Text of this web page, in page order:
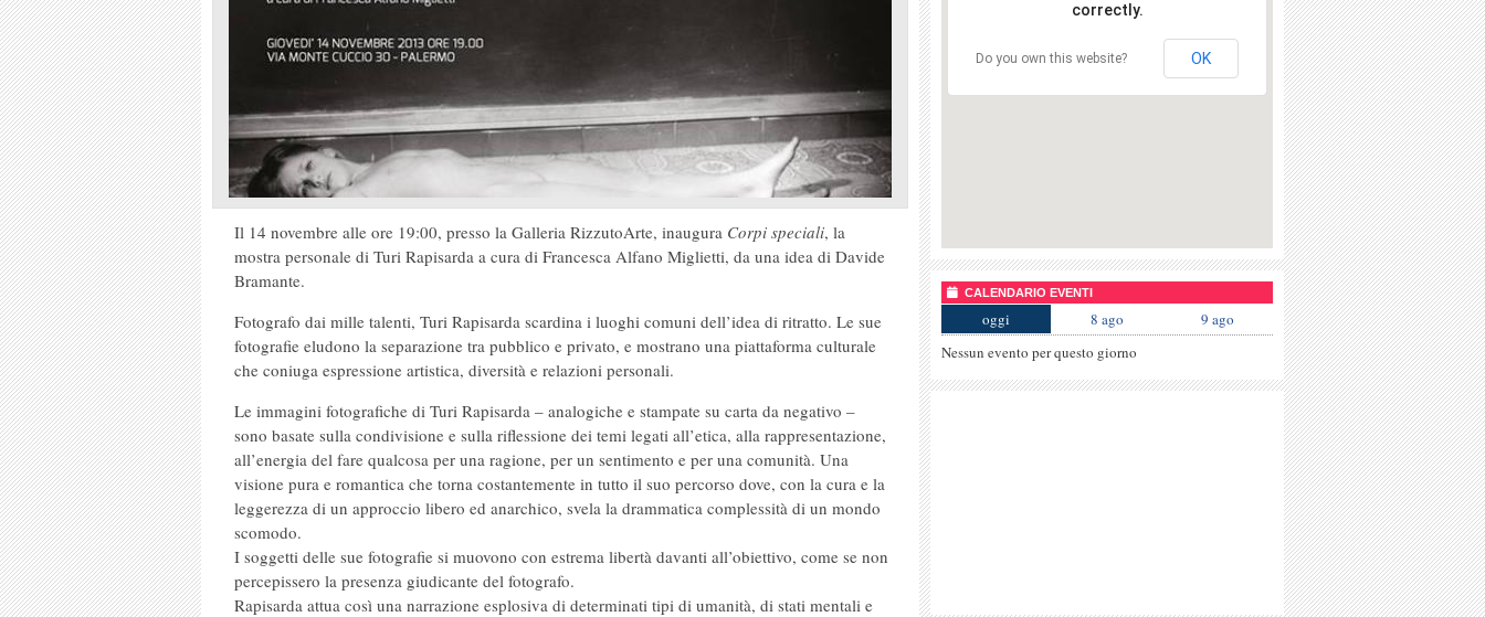
Il 14 novembre alle ore 19:00, presso la Galleria RizzutoArte, inaugura Corpi speciali, la
mostra personale di Turi Rapisarda a cura di Francesca Alfano Miglietti, da una idea di Davide
Bramante.
Fotografo dai mille talenti, Turi Rapisarda scardina i luoghi comuni dell’idea di ritratto. Le sue
fotografie eludono la separazione tra pubblico e privato, e mostrano una piattaforma culturale
che coniuga espressione artistica, diversità e relazioni personali.
Le immagini fotografiche di Turi Rapisarda – analogiche e stampate su carta da negativo –
sono basate sulla condivisione e sulla riflessione dei temi legati all’etica, alla rappresentazione,
all’energia del fare qualcosa per una ragione, per un sentimento e per una comunità. Una
visione pura e romantica che torna costantemente in tutto il suo percorso dove, con la cura e la
leggerezza di un approccio libero ed anarchico, svela la drammatica complessità di un mondo
scomodo.
I soggetti delle sue fotografie si muovono con estrema libertà davanti all’obiettivo, come se non
percepissero la presenza giudicante del fotografo.
Rapisarda attua così una narrazione esplosiva di determinati tipi di umanità, di stati mentali e
correctly.
Do you own this website? OK
CALENDARIO EVENTI
oggi 8 ago
9 ago
Nessun evento per questo giorno